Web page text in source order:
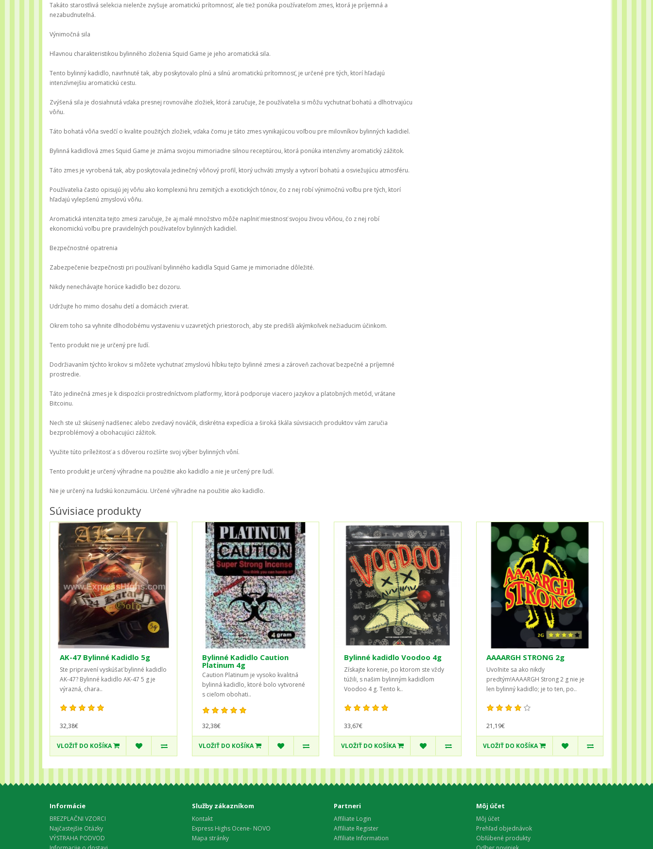
Takáto starostlivá selekcia nielenže zvyšuje aromatickú prítomnosť, ale tiež ponúka používateľom zmes, ktorá je príjemná a
nezabudnuteľná.
Výnimočná sila
Hlavnou charakteristikou bylinného zloženia Squid Game je jeho aromatická sila.
Tento bylinný kadidlo, navrhnuté tak, aby poskytovalo plnú a silnú aromatickú prítomnosť, je určené pre tých, ktorí hľadajú
intenzívnejšiu aromatickú cestu.
Zvýšená sila je dosiahnutá vďaka presnej rovnováhe zložiek, ktorá zaručuje, že používatelia si môžu vychutnať bohatú a dlhotrvajúcu
vôňu.
Táto bohatá vôňa svedčí o kvalite použitých zložiek, vďaka čomu je táto zmes vynikajúcou voľbou pre milovníkov bylinných kadidiel.
Bylinná kadidlová zmes Squid Game je známa svojou mimoriadne silnou receptúrou, ktorá ponúka intenzívny aromatický zážitok.
Táto zmes je vyrobená tak, aby poskytovala jedinečný vôňový profil, ktorý uchváti zmysly a vytvorí bohatú a osviežujúcu atmosféru.
Používatelia často opisujú jej vôňu ako komplexnú hru zemitých a exotických tónov, čo z nej robí výnimočnú voľbu pre tých, ktorí
hľadajú vylepšenú zmyslovú vôňu.
Aromatická intenzita tejto zmesi zaručuje, že aj malé množstvo môže naplniť miestnosť svojou živou vôňou, čo z nej robí
ekonomickú voľbu pre pravidelných používateľov bylinných kadidiel.
Bezpečnostné opatrenia
Zabezpečenie bezpečnosti pri používaní bylinného kadidla Squid Game je mimoriadne dôležité.
Nikdy nenechávajte horúce kadidlo bez dozoru.
Udržujte ho mimo dosahu detí a domácich zvierat.
Okrem toho sa vyhnite dlhodobému vystaveniu v uzavretých priestoroch, aby ste predišli akýmkoľvek nežiaducim účinkom.
Tento produkt nie je určený pre ľudí.
Dodržiavaním týchto krokov si môžete vychutnať zmyslovú hĺbku tejto bylinné zmesi a zároveň zachovať bezpečné a príjemné
prostredie.
Táto jedinečná zmes je k dispozícii prostredníctvom platformy, ktorá podporuje viacero jazykov a platobných metód, vrátane
Bitcoinu.
Nech ste už skúsený nadšenec alebo zvedavý nováčik, diskrétna expedícia a široká škála súvisiacich produktov vám zaručia
bezproblémový a obohacujúci zážitok.
Využite túto príležitosť a s dôverou rozšírte svoj výber bylinných vôní.
Tento produkt je určený výhradne na použitie ako kadidlo a nie je určený pre ľudí.
Nie je určený na ľudskú konzumáciu. Určené výhradne na použitie ako kadidlo.
Súvisiace produkty
AK-47 Bylinné Kadidlo 5g
Ste pripravení vyskúšať bylinné kadidlo
AK-47? Bylinné kadidlo AK-47 5 g je
výrazná, chara..
32,38€
VLOŽIŤ DO KOŠÍKA
Bylinné Kadidlo Caution
Platinum 4g
Caution Platinum je vysoko kvalitná
bylinná kadidlo, ktoré bolo vytvorené
s cieľom obohati..
32,38€
VLOŽIŤ DO KOŠÍKA
Bylinné kadidlo Voodoo 4g
Získajte korenie, po ktorom ste vždy
túžili, s našim bylinným kadidlom
Voodoo 4 g. Tento k..
33,67€
VLOŽIŤ DO KOŠÍKA
AAAARGH STRONG 2g
Uvoľnite sa ako nikdy
predtým!AAAARGH Strong 2 g nie je
len bylinný kadidlo; je to ten, po..
21,19€
VLOŽIŤ DO KOŠÍKA
Informácie
BREZPLAČNI VZORCI
Najčastejšie Otázky
VÝSTRAHA PODVOD
Služby zákazníkom
Kontakt
Express Highs Ocene- NOVO
Mapa stránky
Partneri
Affiliate Login
Affiliate Register
Affiliate Information
Môj účet
Môj účet
Prehľad objednávok
Obľúbené produkty